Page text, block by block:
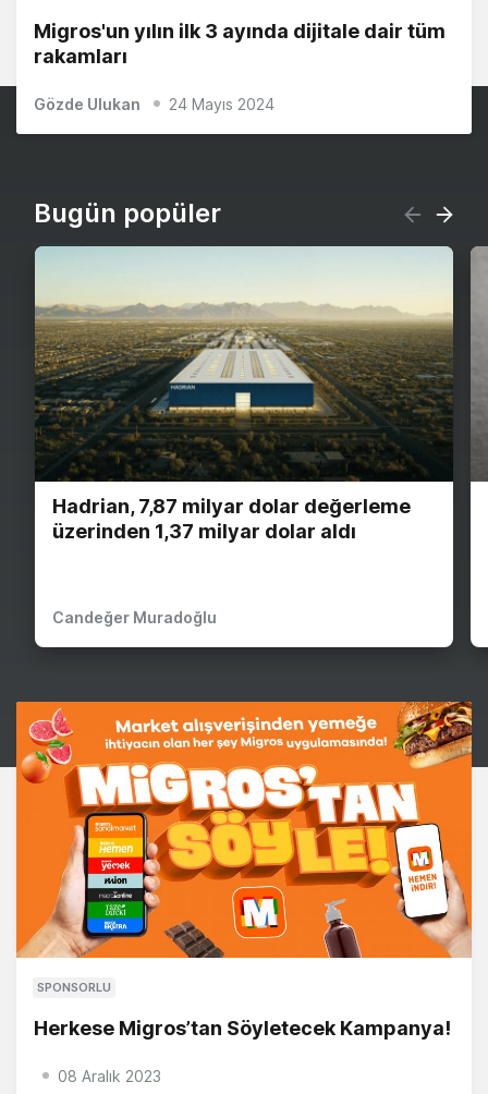
Migros'un yılın ilk 3 ayında dijitale dair tüm
rakamları
Gözde Ulukan 24 Mayıs 2024
Bugün popüler
Hadrian, 7,87 milyar dolar değerleme
üzerinden 1,37 milyar dolar aldı
Candeğer Muradoğlu
SPONSORLU
Herkese Migros’tan Söyletecek Kampanya!
08 Aralık 2023